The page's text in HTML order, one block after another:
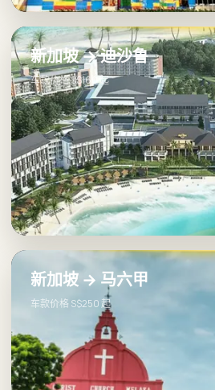
新加坡 → 迪沙鲁
车款价格 S$160 起
新加坡 → 马六甲
车款价格 S$250 起